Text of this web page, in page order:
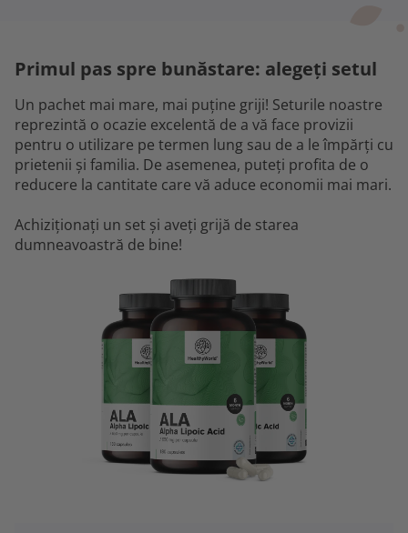
Primul pas spre bunăstare: alegeți setul
Un pachet mai mare, mai puține griji! Seturile noastre
reprezintă o ocazie excelentă de a vă face provizii
pentru o utilizare pe termen lung sau de a le împărți cu
prietenii și familia. De asemenea, puteți profita de o
reducere la cantitate care vă aduce economii mai mari.
Achiziționați un set și aveți grijă de starea
dumneavoastră de bine!